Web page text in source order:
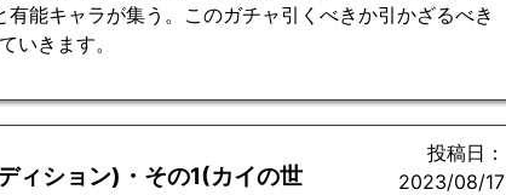
能キャラが集う。このガチャ引くべきか引かざるべき
いきます。
ィション)・その1(カイの世
投稿日：
2023/08/17